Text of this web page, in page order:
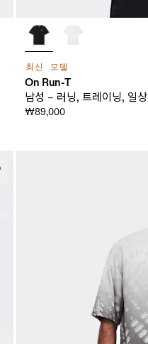
최신 모델
On Run-T
남성 – 러닝, 트레이닝, 일상
₩89,000